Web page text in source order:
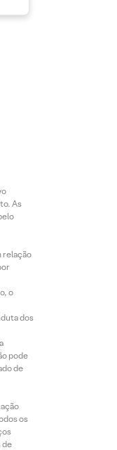
As
relação
o
dos
pode
de
os
de